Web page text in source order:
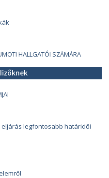
HALLGATÓI SZÁMÁRA
legfontosabb határidői